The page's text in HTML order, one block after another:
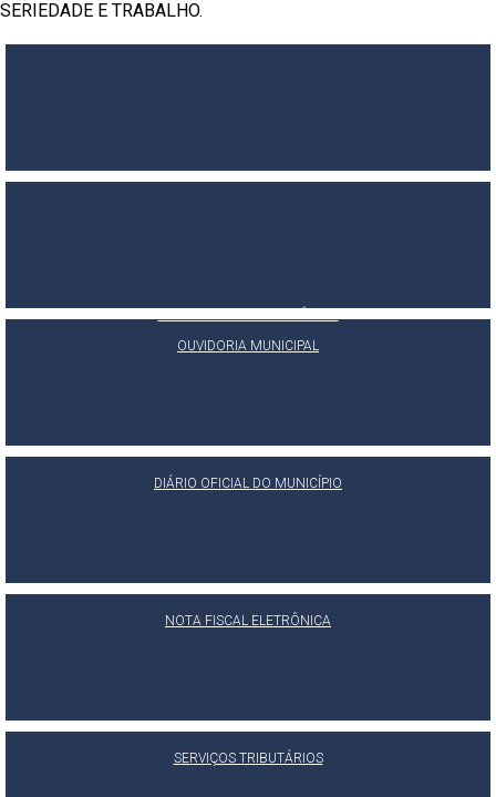
SERIEDADE E TRABALHO.
OUVIDORIA MUNICIPAL
DIÁRIO OFICIAL DO MUNICÍPIO
NOTA FISCAL ELETRÔNICA
SERVIÇOS TRIBUTÁRIOS